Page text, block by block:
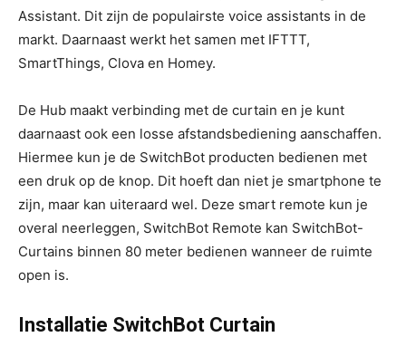
Assistant. Dit zijn de populairste voice assistants in de
markt. Daarnaast werkt het samen met IFTTT,
SmartThings, Clova en Homey.
De Hub maakt verbinding met de curtain en je kunt
daarnaast ook een losse afstandsbediening aanschaffen.
Hiermee kun je de SwitchBot producten bedienen met
een druk op de knop. Dit hoeft dan niet je smartphone te
zijn, maar kan uiteraard wel. Deze smart remote kun je
overal neerleggen, SwitchBot Remote kan SwitchBot-
Curtains binnen 80 meter bedienen wanneer de ruimte
open is.
Installatie SwitchBot Curtain